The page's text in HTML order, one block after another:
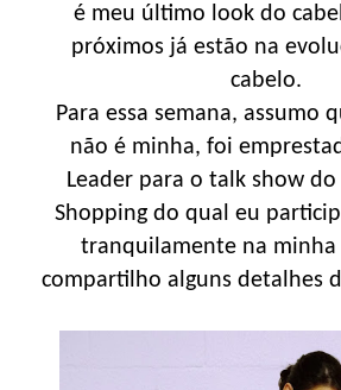
é meu último look do
próximos já estão na
cabelo.
Para essa semana, assumo
não é minha, foi
Leader para o talk show do
Shopping do qual eu
tranquilamente na minha
compartilho alguns detalhes